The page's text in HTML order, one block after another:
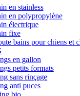
en stainless
en polypropylène
électrique
fixe
bains pour chiens et
en gallon
petits formats
sans rinçage
anti puces
bio